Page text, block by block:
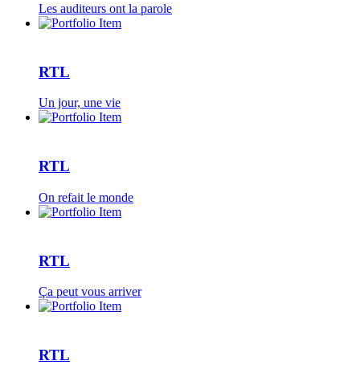
Les auditeurs ont la parole
RTL
Un jour, une vie
RTL
On refait le monde
RTL
Ça peut vous arriver
RTL